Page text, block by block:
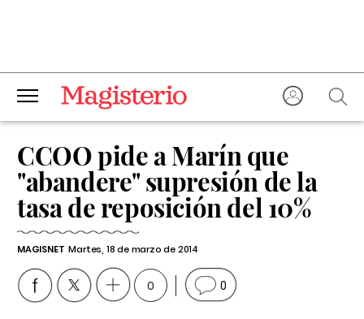
CCOO pide a Marín que
"abandere" supresión de la
tasa de reposición del 10%
MAGISNET Martes, 18 de marzo de 2014
0 0